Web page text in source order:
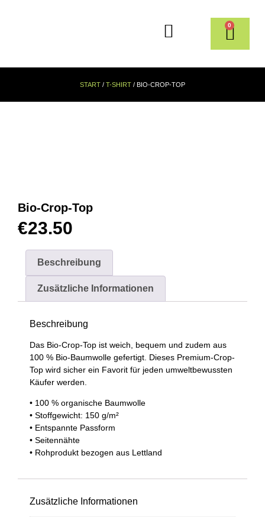
0
START / T-SHIRT / BIO-CROP-TOP
Bio-Crop-Top
€23.50
Beschreibung
Zusätzliche Informationen
Beschreibung
Das Bio-Crop-Top ist weich, bequem und zudem aus
100 % Bio-Baumwolle gefertigt. Dieses Premium-Crop-
Top wird sicher ein Favorit für jeden umweltbewussten
Käufer werden.
• 100 % organische Baumwolle
• Stoffgewicht: 150 g/m²
• Entspannte Passform
• Seitennähte
• Rohprodukt bezogen aus Lettland
Zusätzliche Informationen